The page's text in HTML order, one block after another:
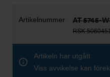
AT 5745-
RSK
Artikeln har utgått
Viss avvikelse kan